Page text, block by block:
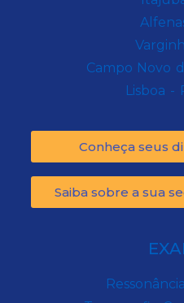
Campo Novo
Lisboa -
Conheça seus
Saiba sobre a sua